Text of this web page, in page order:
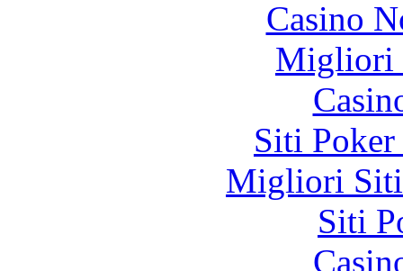
Casino
Migliori
Siti
Migliori Siti
Siti